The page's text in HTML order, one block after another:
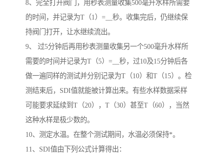
8、完全打开阀门，用秒表测量收集500毫升水样所需要
的时间，并记录为T（1）=__秒。收集完后，仍继续保
持阀门打开，让水继续流出。
9、 过5分钟后再用秒表测量收集另一个500毫升水样所
需要的时间并记录为T（5）=__秒，过10及15分钟后各
做一遍同样的测试并分别记录为T（10）和T（15）。检
测结束后，SDI值就能被计算出来。有些水样数据采样
可能要求延续到T（20），T（30）甚至T（60），当然
这种水样是极少数的。
10、测定水温。在整个测试期间，水温必须保持*。
11、SDI值由下列公式计算得出：